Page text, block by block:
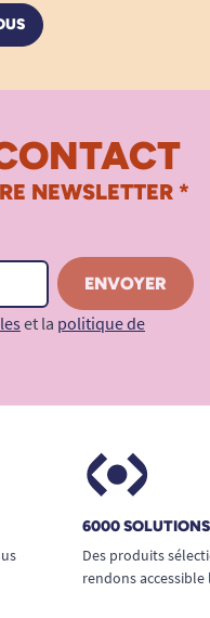
NEWSLETTER *
et la politique de
6000
Des produits
rendons